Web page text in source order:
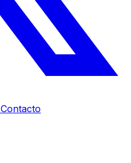
Contacto